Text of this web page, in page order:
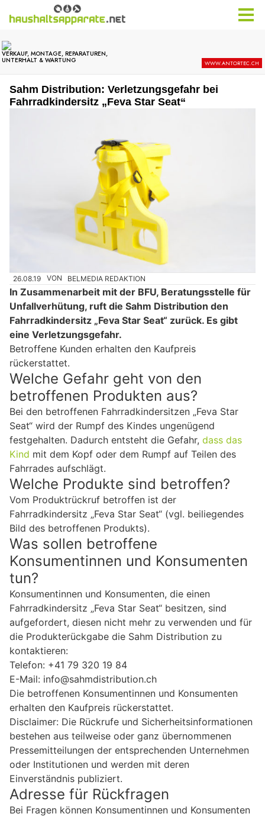
Sahm Distribution: Verletzungsgefahr bei
Fahrradkindersitz „Feva Star Seat“
26.08.19 VON BELMEDIA REDAKTION
In Zusammenarbeit mit der BFU, Beratungsstelle für
Unfallverhütung, ruft die Sahm Distribution den
Fahrradkindersitz „Feva Star Seat“ zurück. Es gibt
eine Verletzungsgefahr.
Betroffene Kunden erhalten den Kaufpreis
rückerstattet.
Welche Gefahr geht von den
betroffenen Produkten aus?
Bei den betroffenen Fahrradkindersitzen „Feva Star
Seat“ wird der Rumpf des Kindes ungenügend
festgehalten. Dadurch entsteht die Gefahr, dass das
Kind mit dem Kopf oder dem Rumpf auf Teilen des
Fahrrades aufschlägt.
Welche Produkte sind betroffen?
Vom Produktrückruf betroffen ist der
Fahrradkindersitz „Feva Star Seat“ (vgl. beiliegendes
Bild des betroffenen Produkts).
Was sollen betroffene
Konsumentinnen und Konsumenten
tun?
Konsumentinnen und Konsumenten, die einen
Fahrradkindersitz „Feva Star Seat“ besitzen, sind
aufgefordert, diesen nicht mehr zu verwenden und für
die Produkterückgabe die Sahm Distribution zu
kontaktieren:
Telefon: +41 79 320 19 84
E-Mail: info@sahmdistribution.ch
Die betroffenen Konsumentinnen und Konsumenten
erhalten den Kaufpreis rückerstattet.
Disclaimer: Die Rückrufe und Sicherheitsinformationen
bestehen aus teilweise oder ganz übernommenen
Pressemitteilungen der entsprechenden Unternehmen
oder Institutionen und werden mit deren
Einverständnis publiziert.
Adresse für Rückfragen
Bei Fragen können Konsumentinnen und Konsumenten